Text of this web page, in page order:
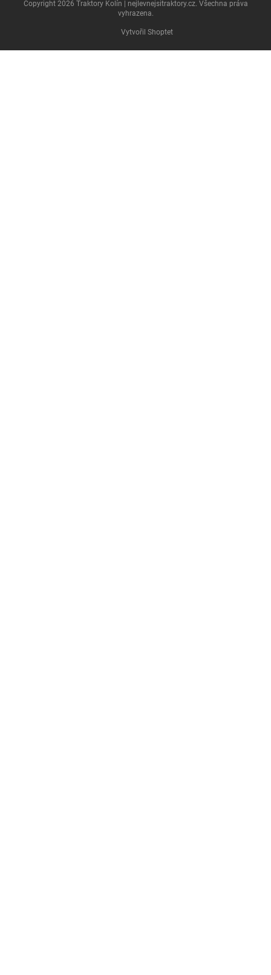
Vytvořil Shoptet
Copyright 2026 Traktory Kolín | nejlevnejsitraktory.cz. Všechna práva
vyhrazena.